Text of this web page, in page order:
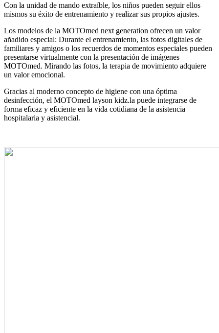
Con la unidad de mando extraíble, los niños pueden seguir ellos
mismos su éxito de entrenamiento y realizar sus propios ajustes.
Los modelos de la MOTOmed next generation ofrecen un valor
añadido especial: Durante el entrenamiento, las fotos digitales de
familiares y amigos o los recuerdos de momentos especiales pueden
presentarse virtualmente con la presentación de imágenes
MOTOmed. Mirando las fotos, la terapia de movimiento adquiere
un valor emocional.
Gracias al moderno concepto de higiene con una óptima
desinfección, el MOTOmed layson kidz.la puede integrarse de
forma eficaz y eficiente en la vida cotidiana de la asistencia
hospitalaria y asistencial.